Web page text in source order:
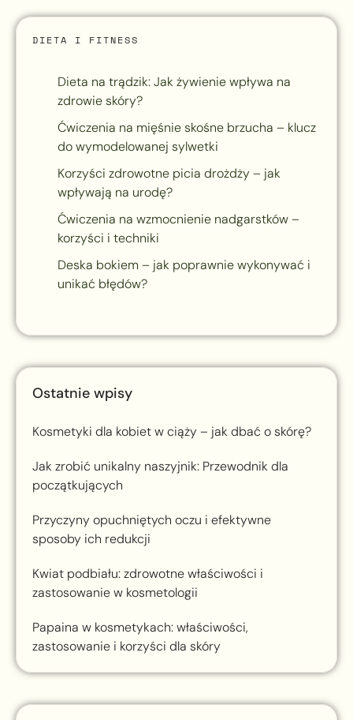
DIETA I FITNESS
Dieta na trądzik: Jak żywienie wpływa na
zdrowie skóry?
Ćwiczenia na mięśnie skośne brzucha – klucz
do wymodelowanej sylwetki
Korzyści zdrowotne picia drożdży – jak
wpływają na urodę?
Ćwiczenia na wzmocnienie nadgarstków –
korzyści i techniki
Deska bokiem – jak poprawnie wykonywać i
unikać błędów?
Ostatnie wpisy
Kosmetyki dla kobiet w ciąży – jak dbać o skórę?
Jak zrobić unikalny naszyjnik: Przewodnik dla
początkujących
Przyczyny opuchniętych oczu i efektywne
sposoby ich redukcji
Kwiat podbiału: zdrowotne właściwości i
zastosowanie w kosmetologii
Papaina w kosmetykach: właściwości,
zastosowanie i korzyści dla skóry